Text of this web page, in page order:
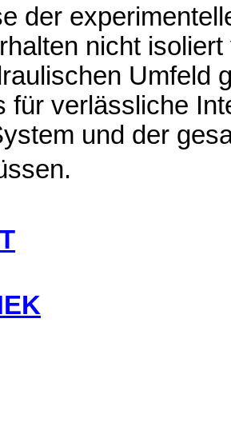
der
nicht
Umfeld
für verlässliche
und der